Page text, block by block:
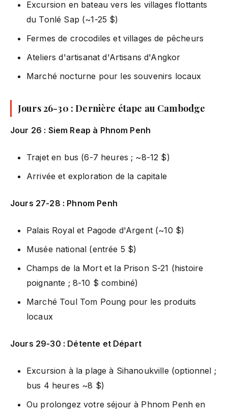
Excursion en bateau vers les villages flottants
du Tonlé Sap (~1-25 $)
Fermes de crocodiles et villages de pêcheurs
Ateliers d'artisanat d'Artisans d'Angkor
Marché nocturne pour les souvenirs locaux
Jours 26-30 : Dernière étape au Cambodge
Jour 26 : Siem Reap à Phnom Penh
Trajet en bus (6-7 heures ; ~8-12 $)
Arrivée et exploration de la capitale
Jours 27-28 : Phnom Penh
Palais Royal et Pagode d'Argent (~10 $)
Musée national (entrée 5 $)
Champs de la Mort et la Prison S-21 (histoire
poignante ; 8-10 $ combiné)
Marché Toul Tom Poung pour les produits
locaux
Jours 29-30 : Détente et Départ
Excursion à la plage à Sihanoukville (optionnel ;
bus 4 heures ~8 $)
Ou prolongez votre séjour à Phnom Penh en